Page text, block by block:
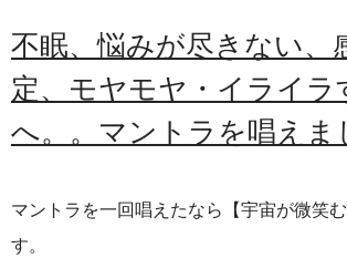
不眠、悩みが尽きない、
定、モヤモヤ・イライラ
へ。。マントラを唱え
マントラを一回唱えたなら【宇宙が微笑
す。